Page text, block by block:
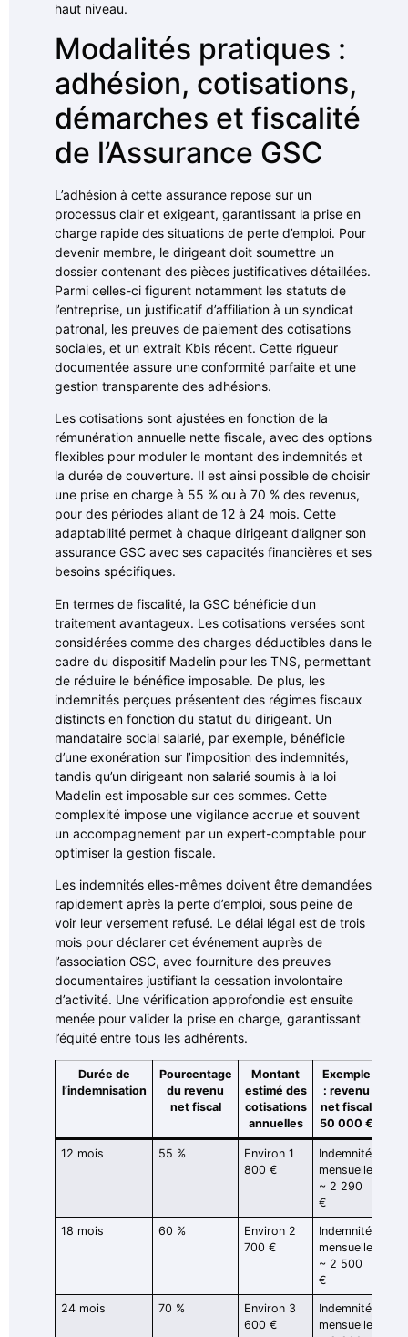
haut niveau.
Modalités pratiques :
adhésion, cotisations,
démarches et fiscalité
de l’Assurance GSC
L’adhésion à cette assurance repose sur un
processus clair et exigeant, garantissant la prise en
charge rapide des situations de perte d’emploi. Pour
devenir membre, le dirigeant doit soumettre un
dossier contenant des pièces justificatives détaillées.
Parmi celles-ci figurent notamment les statuts de
l’entreprise, un justificatif d’affiliation à un syndicat
patronal, les preuves de paiement des cotisations
sociales, et un extrait Kbis récent. Cette rigueur
documentée assure une conformité parfaite et une
gestion transparente des adhésions.
Les cotisations sont ajustées en fonction de la
rémunération annuelle nette fiscale, avec des options
flexibles pour moduler le montant des indemnités et
la durée de couverture. Il est ainsi possible de choisir
une prise en charge à 55 % ou à 70 % des revenus,
pour des périodes allant de 12 à 24 mois. Cette
adaptabilité permet à chaque dirigeant d’aligner son
assurance GSC avec ses capacités financières et ses
besoins spécifiques.
En termes de fiscalité, la GSC bénéficie d’un
traitement avantageux. Les cotisations versées sont
considérées comme des charges déductibles dans le
cadre du dispositif Madelin pour les TNS, permettant
de réduire le bénéfice imposable. De plus, les
indemnités perçues présentent des régimes fiscaux
distincts en fonction du statut du dirigeant. Un
mandataire social salarié, par exemple, bénéficie
d’une exonération sur l’imposition des indemnités,
tandis qu’un dirigeant non salarié soumis à la loi
Madelin est imposable sur ces sommes. Cette
complexité impose une vigilance accrue et souvent
un accompagnement par un expert-comptable pour
optimiser la gestion fiscale.
Les indemnités elles-mêmes doivent être demandées
rapidement après la perte d’emploi, sous peine de
voir leur versement refusé. Le délai légal est de trois
mois pour déclarer cet événement auprès de
l’association GSC, avec fourniture des preuves
documentaires justifiant la cessation involontaire
d’activité. Une vérification approfondie est ensuite
menée pour valider la prise en charge, garantissant
l’équité entre tous les adhérents.
Durée de
l’indemnisation
Pourcentage
du revenu
net fiscal
Montant
estimé des
cotisations
annuelles
Exemple
: revenu
net fiscal
50 000 €
12 mois 55 %
Environ 1
800 €
Indemnité
mensuelle
~ 2 290
€
18 mois 60 %
Environ 2
700 €
Indemnité
mensuelle
~ 2 500
€
24 mois 70 %
Environ 3
600 €
Indemnité
mensuelle